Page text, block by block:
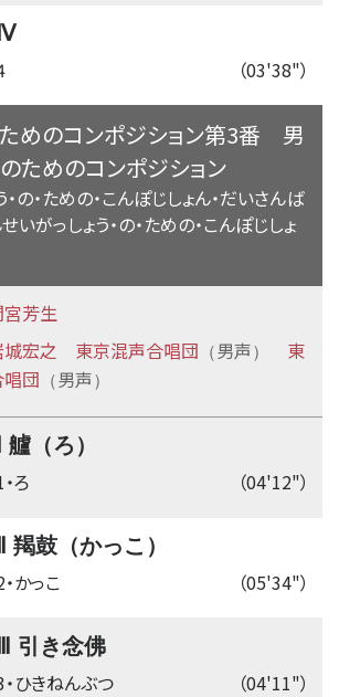
Ⅳ
（03'38"）
めのコンポジション第3番 男
ためのコンポジション
・の・ための・こんぽじしょん・だいさんば
がっしょう・の・ための・こんぽじしょ
宮芳生
宏之 東京混声合唱団 （男声） 東
団 （男声）
Ⅰ 艫（ろ）
（04'12"）
ろ
Ⅱ 羯鼓（かっこ）
（05'34"）
かっこ
Ⅲ 引き念佛
（04'11"）
ひきねんぶつ